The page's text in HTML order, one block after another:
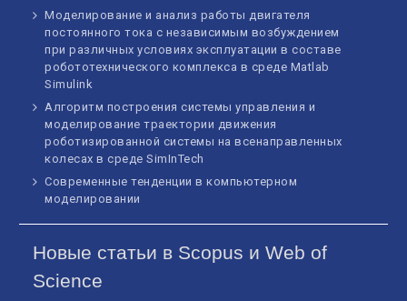
Моделирование и анализ работы двигателя
постоянного тока с независимым возбуждением
при различных условиях эксплуатации в составе
робототехнического комплекса в среде Matlab
Simulink
Алгоритм построения системы управления и
моделирование траектории движения
роботизированной системы на всенаправленных
колесах в среде SimInTech
Современные тенденции в компьютерном
моделировании
Новые статьи в Scopus и Web of
Science